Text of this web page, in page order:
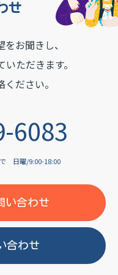
せ
お聞きし、
ただきます。
ださい。
6083
日曜/9:00-18:00
い合わせ
合わせ